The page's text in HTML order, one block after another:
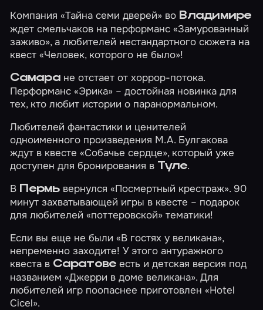
Компания «Тайна семи дверей» во Владимире
ждет смельчаков на перформанс«Замурованный
заживо», а любителей нестандартного сюжета на
квест«Человек, которого не было»!
Самаране отстает от хоррор-потока.
Перформанс«Эрика» – достойная новинка для
тех, кто любит истории о паранормальном.
Любителей фантастики и ценителей
одноименного произведения М.А. Булгакова
ждут в квесте«Собачье сердце», который уже
доступен для бронирования в Туле.
В Пермьвернулся «Посмертный крестраж». 90
минут захватывающей игры в квесте – подарок
для любителей «поттеровской» тематики!
Если вы еще не были«В гостях у великана»,
непременно заходите! У этого антуражного
квеста в Саратове есть и детская версия под
названием«Джерри в доме великана». Для
любителей игр поопаснее приготовлен«Hotel
Cicel».